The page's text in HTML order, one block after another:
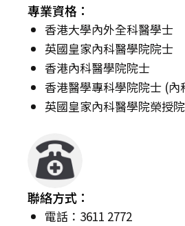
專業資格：
香港大學內外全科醫學士
英國皇家內科醫學院院士
香港內科醫學院院士
香港醫學專科學院院士 (內
英國皇家內科醫學院榮授
聯絡方式：
電話：3611 2772